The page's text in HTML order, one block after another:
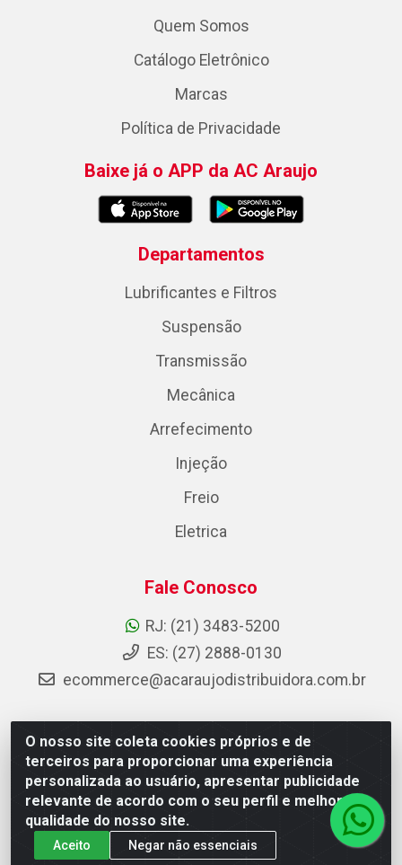
O nosso site coleta cookies próprios e de
terceiros para proporcionar uma experiência
personalizada ao usuário, apresentar publicidade
relevante de acordo com o seu perfil e melhorar a
qualidade do nosso site.
Aceito Negar não essenciais
Quem Somos
Catálogo Eletrônico
Marcas
Política de Privacidade
Baixe já o APP da AC Araujo
Departamentos
Lubrificantes e Filtros
Suspensão
Transmissão
Mecânica
Arrefecimento
Injeção
Freio
Eletrica
Fale Conosco
RJ: (21) 3483-5200
ES: (27) 2888-0130
ecommerce@acaraujodistribuidora.com.br
AC Araujo Distribuidora - Rua Carneiro de Campos, 42 -
São Cristóvão, Rio de Janeiro/RJ - CEP 20.920-410 -
CNPJ 08.744.753/0003-85